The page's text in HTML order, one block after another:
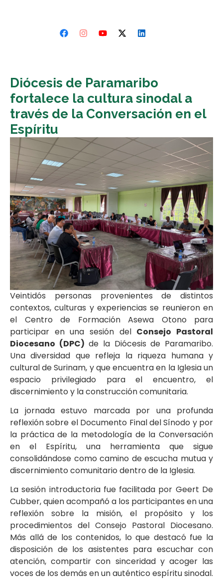
Diócesis de Paramaribo
fortalece la cultura sinodal a
través de la Conversación en el
Espíritu
Veintidós personas provenientes de distintos
contextos, culturas y experiencias se reunieron en
el Centro de Formación Asewa Otono para
participar en una sesión del Consejo Pastoral
Diocesano (DPC) de la Diócesis de Paramaribo.
Una diversidad que refleja la riqueza humana y
cultural de Surinam, y que encuentra en la Iglesia un
espacio privilegiado para el encuentro, el
discernimiento y la construcción comunitaria.
La jornada estuvo marcada por una profunda
reflexión sobre el Documento Final del Sínodo y por
la práctica de la metodología de la Conversación
en el Espíritu, una herramienta que sigue
consolidándose como camino de escucha mutua y
discernimiento comunitario dentro de la Iglesia.
La sesión introductoria fue facilitada por Geert De
Cubber, quien acompañó a los participantes en una
reflexión sobre la misión, el propósito y los
procedimientos del Consejo Pastoral Diocesano.
Más allá de los contenidos, lo que destacó fue la
disposición de los asistentes para escuchar con
atención, compartir con sinceridad y acoger las
voces de los demás en un auténtico espíritu sinodal.